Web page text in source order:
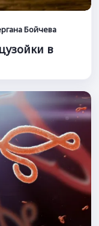
Бойчева
в